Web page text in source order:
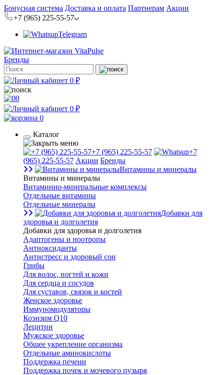
Бонусная система Доставка и оплата Партнерам Акции
+7 (965) 225-55-57
Telegram
Бренды
0 ₽
0
0 ₽
0
Каталог
+7 (965) 225-55-57
+7
(965) 225-55-57 Акции Бренды
Витамины и минералы
Витамины и минералы
Витаминно-минеральные комплексы
Отдельные витамины
Отдельные минералы
Добавки для
здоровья и долголетия
Добавки для здоровья и долголетия
Адаптогены и ноотропы
Антиоксиданты
Антистресс и здоровый сон
Грибы
Для волос, ногтей и кожи
Для сердца и сосудов
Для суставов, связок и костей
Женское здоровье
Иммуномодуляторы
Коэнзим Q10
Лецитин
Мужское здоровье
Общее укрепление организма
Отдельные аминокислоты
Поддержка печени
Поддержка почек и мочевого пузыря